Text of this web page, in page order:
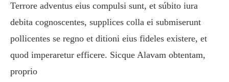
Terrore adventus eius compulsi sunt, et súbito iura
debita cognoscentes, supplices colla ei submiserunt
pollicentes se regno et ditioni eius fideles existere, et
quod imperaretur efficere. Sicque Alavam obtentam,
proprio